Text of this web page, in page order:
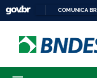
COMUNICA BR